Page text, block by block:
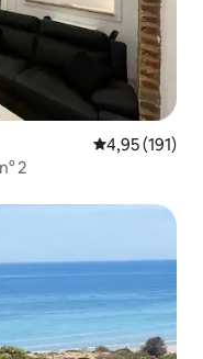
Évaluation
4,95 (191)
2